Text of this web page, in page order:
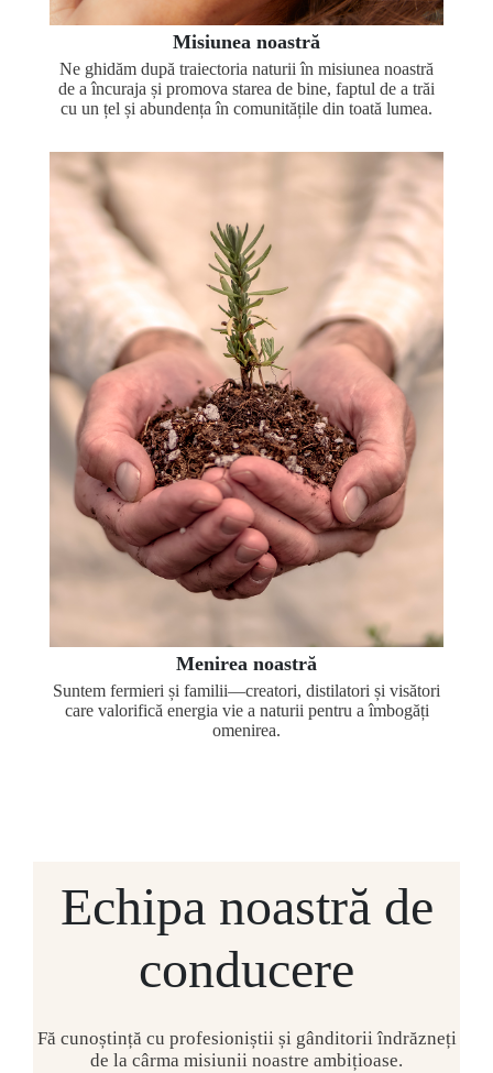
Misiunea noastră
Ne ghidăm după traiectoria naturii în misiunea noastră
de a încuraja și promova starea de bine, faptul de a trăi
cu un țel și abundența în comunitățile din toată lumea.
Menirea noastră
Suntem fermieri și familii—creatori, distilatori și visători
care valorifică energia vie a naturii pentru a îmbogăți
omenirea.
Echipa noastră de
conducere
Fă cunoștință cu profesioniștii și gânditorii îndrăzneți
de la cârma misiunii noastre ambițioase.